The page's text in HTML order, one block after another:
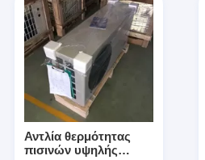
Αντλία θερμότητας
πισινών υψηλής